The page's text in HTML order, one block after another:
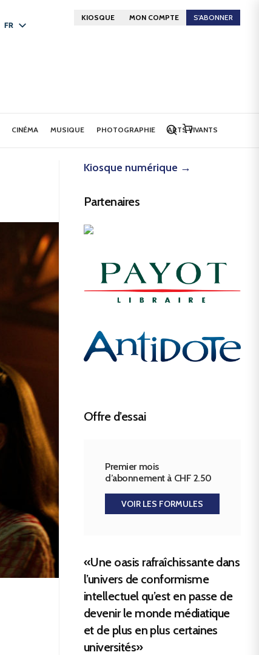
FR
KIOSQUE MON COMPTE S'ABONNER
CINÉMA MUSIQUE PHOTOGRAPHIE ARTS VIVANTS
Kiosque numérique →
Partenaires
Offre d’essai
Premier mois
d’abonnement à CHF 2.50
VOIR LES FORMULES
«Une oasis rafraîchissante dans
l’univers de conformisme
intellectuel qu’est en passe de
devenir le monde médiatique
et de plus en plus certaines
universités»